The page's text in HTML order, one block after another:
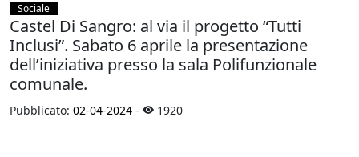
Sociale
Castel Di Sangro: al via il progetto “Tutti
Inclusi”. Sabato 6 aprile la presentazione
dell’iniziativa presso la sala Polifunzionale
comunale.
Pubblicato: 02-04-2024 - 1920